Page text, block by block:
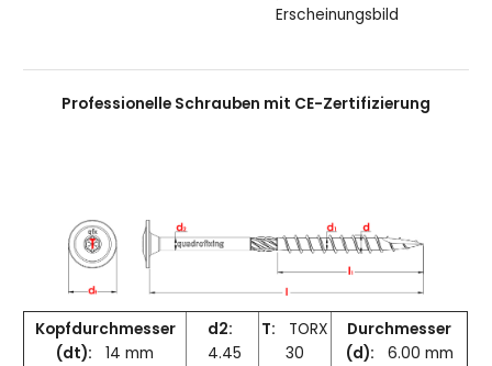
Erscheinungsbild
Professionelle Schrauben mit CE-Zertifizierung
Kopfdurchmesser
(dt): 14 mm
d2:
4.45
T: TORX
30
Durchmesser
(d): 6.00 mm